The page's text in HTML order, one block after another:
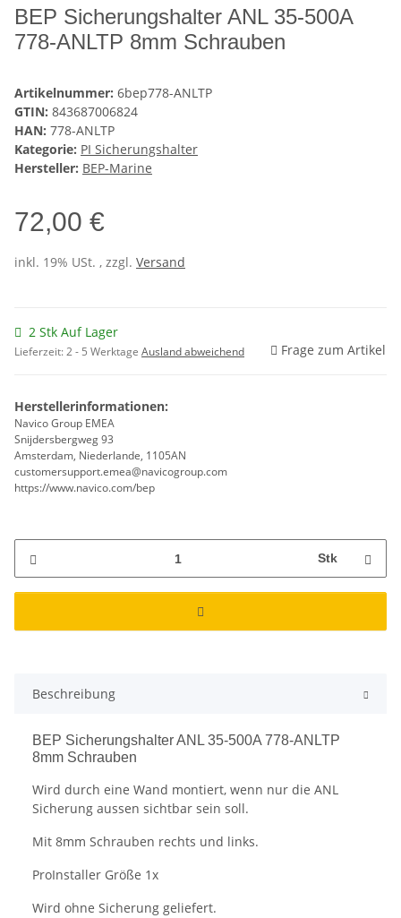
BEP Sicherungshalter ANL 35-500A
778-ANLTP 8mm Schrauben
Artikelnummer: 6bep778-ANLTP
GTIN: 843687006824
HAN: 778-ANLTP
Kategorie: PI Sicherungshalter
Hersteller: BEP-Marine
72,00 €
inkl. 19% USt. , zzgl. Versand
2 Stk Auf Lager
Lieferzeit:2 - 5 Werktage Ausland abweichend Frage zum Artikel
Herstellerinformationen:
Navico Group EMEA
Snijdersbergweg 93
Amsterdam, Niederlande, 1105AN
customersupport.emea@navicogroup.com
https://www.navico.com/bep
Stk
Beschreibung
BEP Sicherungshalter ANL 35-500A 778-ANLTP
8mm Schrauben
Wird durch eine Wand montiert, wenn nur die ANL
Sicherung aussen sichtbar sein soll.
Mit 8mm Schrauben rechts und links.
ProInstaller Größe 1x
Wird ohne Sicherung geliefert.